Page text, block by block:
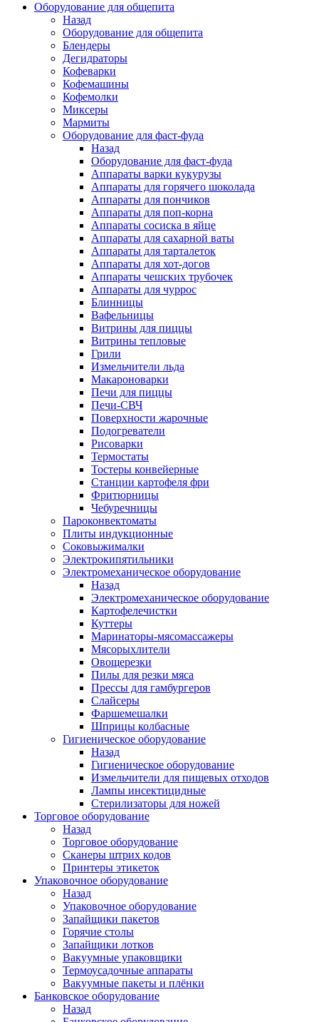
Оборудование для общепита
Назад
Оборудование для общепита
Блендеры
Дегидраторы
Кофеварки
Кофемашины
Кофемолки
Миксеры
Мармиты
Оборудование для фаст-фуда
Назад
Оборудование для фаст-фуда
Аппараты варки кукурузы
Аппараты для горячего шоколада
Аппараты для пончиков
Аппараты для поп-корна
Аппараты сосиска в яйце
Аппараты для сахарной ваты
Аппараты для тарталеток
Аппараты для хот-догов
Аппараты чешских трубочек
Аппараты для чуррос
Блинницы
Вафельницы
Витрины для пиццы
Витрины тепловые
Грили
Измельчители льда
Макароноварки
Печи для пиццы
Печи-СВЧ
Поверхности жарочные
Подогреватели
Рисоварки
Термостаты
Тостеры конвейерные
Станции картофеля фри
Фритюрницы
Чебуречницы
Пароконвектоматы
Плиты индукционные
Соковыжималки
Электрокипятильники
Электромеханическое оборудование
Назад
Электромеханическое оборудование
Картофелечистки
Куттеры
Маринаторы-мясомассажеры
Мясорыхлители
Овощерезки
Пилы для резки мяса
Прессы для гамбургеров
Слайсеры
Фаршемешалки
Шприцы колбасные
Гигиеническое оборудование
Назад
Гигиеническое оборудование
Измельчители для пищевых отходов
Лампы инсектицидные
Стерилизаторы для ножей
Торговое оборудование
Назад
Торговое оборудование
Сканеры штрих кодов
Принтеры этикеток
Упаковочное оборудование
Назад
Упаковочное оборудование
Запайщики пакетов
Горячие столы
Запайщики лотков
Вакуумные упаковщики
Термоусадочные аппараты
Вакуумные пакеты и плёнки
Банковское оборудование
Назад